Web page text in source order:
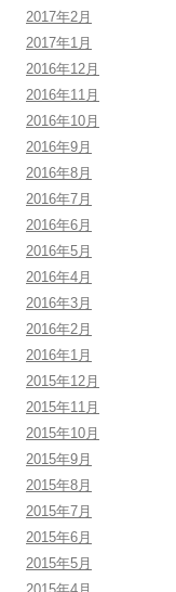
2017年2月
2017年1月
2016年12月
2016年11月
2016年10月
2016年9月
2016年8月
2016年7月
2016年6月
2016年5月
2016年4月
2016年3月
2016年2月
2016年1月
2015年12月
2015年11月
2015年10月
2015年9月
2015年8月
2015年7月
2015年6月
2015年5月